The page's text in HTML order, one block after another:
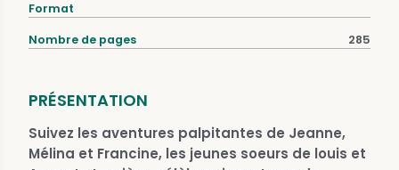
Format
Nombre de pages 285
PRÉSENTATION
Suivez les aventures palpitantes de Jeanne,
Mélina et Francine, les jeunes soeurs de louis et